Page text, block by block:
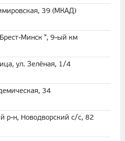
39 (МКАД)
Минск ", 9-ый км
ул. Зелёная, 1/4
34
р-н, Новодворский с/с, 82